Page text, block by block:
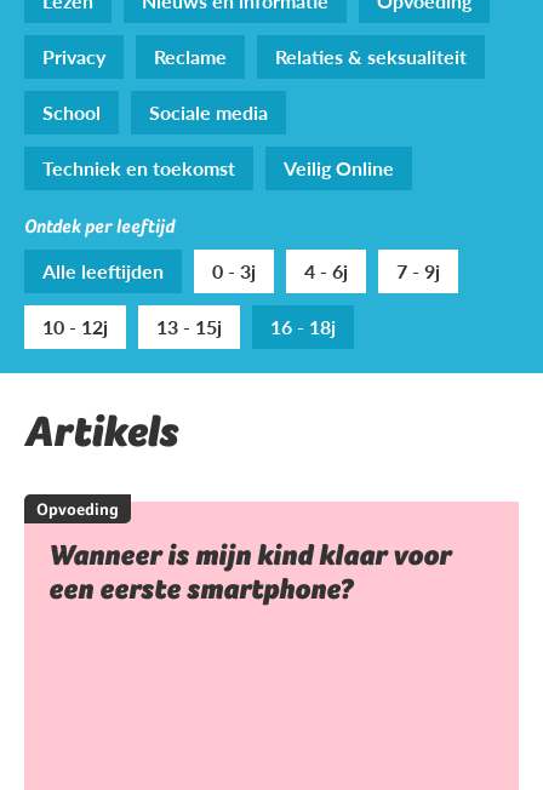
Privacy
Reclame
Relaties & seksualiteit
School
Sociale media
Techniek en toekomst
Veilig Online
Ontdek per leeftijd
Alle leeftijden 0 - 3j 4 - 6j
7 - 9j
10 - 12j
13 - 15j 16 - 18j
Artikels
Opvoeding
Wanneer is mijn kind klaar voor
een eerste smartphone?